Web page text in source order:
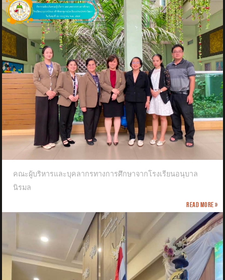
คณะผู้บริหารและบุคลากรทางการศึกษาจากโรงเรียนอนุบาล
นิรมล
Read more »